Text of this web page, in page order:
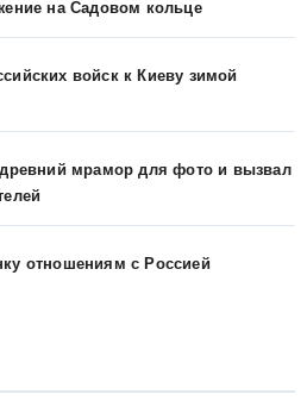
на Садовом кольце
войск к Киеву зимой
древний мрамор для фото и вызвал
отношениям с Россией